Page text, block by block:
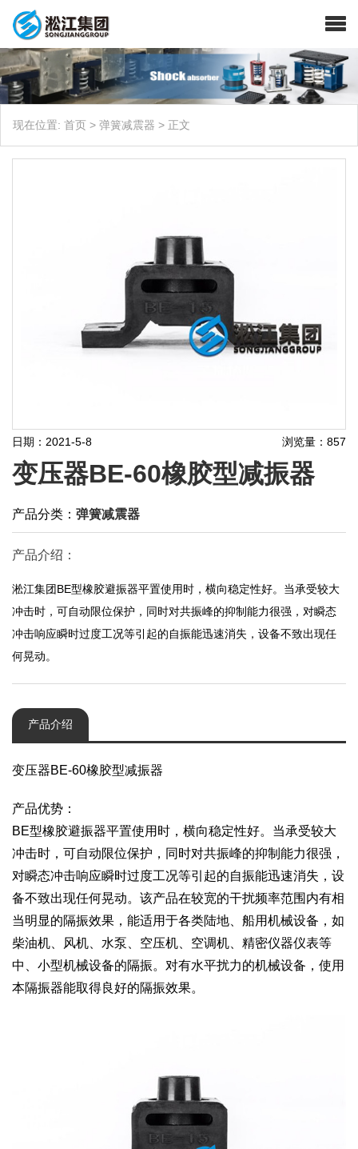
现在位置: 首页 > 弹簧减震器 > 正文
日期：2021-5-8 浏览量：857
变压器BE-60橡胶型减振器
产品分类： 弹簧减震器
产品介绍：
淞江集团BE型橡胶避振器平置使用时，横向稳定性好。当承受较大
冲击时，可自动限位保护，同时对共振峰的抑制能力很强，对瞬态
冲击响应瞬时过度工况等引起的自振能迅速消失，设备不致出现任
何晃动。
产品介绍
变压器BE-60橡胶型减振器
产品优势：
BE型橡胶避振器平置使用时，横向稳定性好。当承受较大
冲击时，可自动限位保护，同时对共振峰的抑制能力很强，
对瞬态冲击响应瞬时过度工况等引起的自振能迅速消失，设
备不致出现任何晃动。该产品在较宽的干扰频率范围内有相
当明显的隔振效果，能适用于各类陆地、船用机械设备，如
柴油机、风机、水泵、空压机、空调机、精密仪器仪表等
中、小型机械设备的隔振。对有水平扰力的机械设备，使用
本隔振器能取得良好的隔振效果。